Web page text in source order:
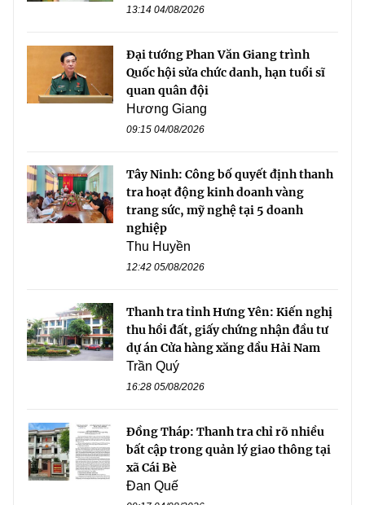
13:14 04/08/2026
Đại tướng Phan Văn Giang trình
Quốc hội sửa chức danh, hạn tuổi sĩ
quan quân đội
Hương Giang
09:15 04/08/2026
Tây Ninh: Công bố quyết định thanh
tra hoạt động kinh doanh vàng
trang sức, mỹ nghệ tại 5 doanh
nghiệp
Thu Huyền
12:42 05/08/2026
Thanh tra tỉnh Hưng Yên: Kiến nghị
thu hồi đất, giấy chứng nhận đầu tư
dự án Cửa hàng xăng dầu Hải Nam
Trần Quý
16:28 05/08/2026
Đồng Tháp: Thanh tra chỉ rõ nhiều
bất cập trong quản lý giao thông tại
xã Cái Bè
Đan Quế